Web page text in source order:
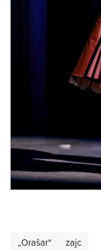
„Orašar“ zajc